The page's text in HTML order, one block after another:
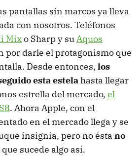
pantallas sin marcos ya lleva
con nosotros. Teléfonos
Mixo Sharp y su Aquos
por darle el protagonismo que
Desde entonces, los
esta estela hasta llegar
estrella del mercado, el
. Ahora Apple, con el
en el mercado llega y se
insignia, pero no ésta no
que sucede algo así.